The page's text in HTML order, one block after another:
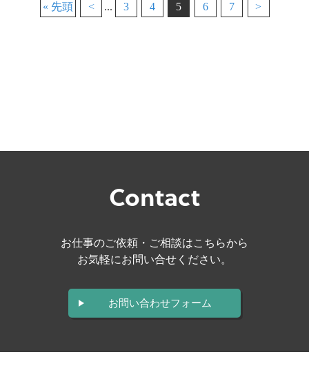
« 先頭 < ... 3 4 5 6 7 >
Contact
お仕事のご依頼・ご相談はこちらから
お気軽にお問い合せください。
お問い合わせフォーム